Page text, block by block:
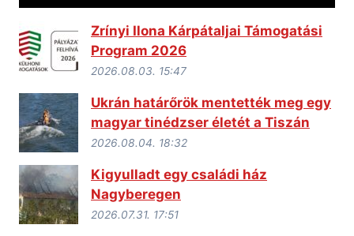
Zrínyi Ilona Kárpátaljai Támogatási
Program 2026
2026.08.03. 15:47
Ukrán határőrök mentették meg egy
magyar tinédzser életét a Tiszán
2026.08.04. 18:32
Kigyulladt egy családi ház
Nagyberegen
2026.07.31. 17:51